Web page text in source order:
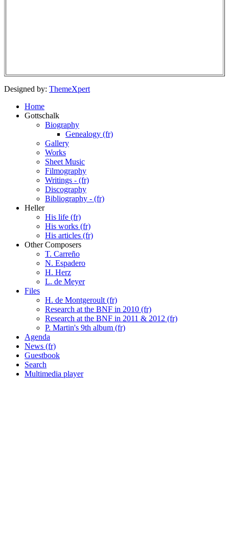
Designed by: ThemeXpert
Home
Gottschalk
Biography
Genealogy (fr)
Gallery
Works
Sheet Music
Filmography
Writings - (fr)
Discography
Bibliography - (fr)
Heller
His life (fr)
His works (fr)
His articles (fr)
Other Composers
T. Carreño
N. Espadero
H. Herz
L. de Meyer
Files
H. de Montgeroult (fr)
Research at the BNF in 2010 (fr)
Research at the BNF in 2011 & 2012 (fr)
P. Martin's 9th album (fr)
Agenda
News (fr)
Guestbook
Search
Multimedia player